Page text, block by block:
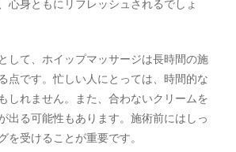
心身ともにリフレッシュされるでしょ
して、ホイップマッサージは長時間の施
点です。忙しい人にとっては、時間的な
しれません。また、合わないクリームを
出る可能性もあります。施術前にはしっ
を受けることが重要です。